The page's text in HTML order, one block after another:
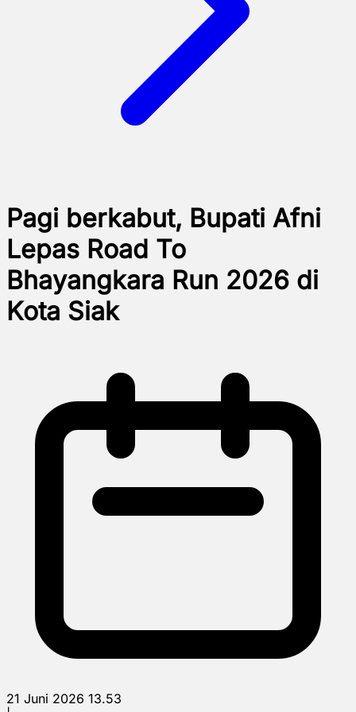
Pagi berkabut, Bupati Afni
Lepas Road To
Bhayangkara Run 2026 di
Kota Siak
21 Juni 2026 13.53